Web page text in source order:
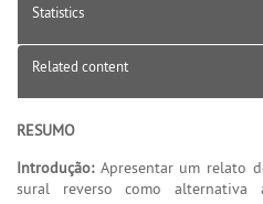
Statistics
Related content
RESUMO
Introdução:Apresentar um relato
sural reverso como alternativa